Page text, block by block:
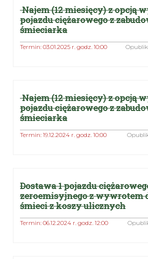
KONTAKT
RODO
Najem (12 miesięcy) z opcją
pojazdu ciężarowego z
śmieciarka
Termin: 03.01.2025 r. godz. 10:00
Najem (12 miesięcy) z opcją
pojazdu ciężarowego z
śmieciarka
Termin: 19.12.2024 r. godz. 10:00
Dostawa 1 pojazdu
zeroemisyjnego z wywrotem
śmieci z koszy ulicznych
Termin: 06.12.2024 r. godz. 12:00